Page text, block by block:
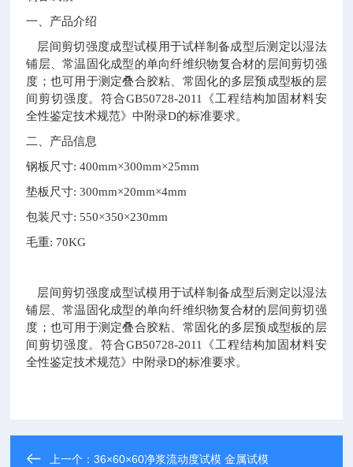
一、产品介绍
层间剪切强度成型试模用于试样制备成型后测定以湿法
铺层、常温固化成型的单向纤维织物复合材的层间剪切强
度；也可用于测定叠合胶粘、常固化的多层预成型板的层
间剪切强度。符合GB50728-2011《工程结构加固材料安
全性鉴定技术规范》中附录D的标准要求。
二、产品信息
钢板尺寸: 400mm×300mm×25mm
垫板尺寸: 300mm×20mm×4mm
包装尺寸: 550×350×230mm
毛重: 70KG
层间剪切强度成型试模用于试样制备成型后测定以湿法
铺层、常温固化成型的单向纤维织物复合材的层间剪切强
度；也可用于测定叠合胶粘、常固化的多层预成型板的层
间剪切强度。符合GB50728-2011《工程结构加固材料安
全性鉴定技术规范》中附录D的标准要求。
上一个：36×60×60净浆流动度试模 金属试模